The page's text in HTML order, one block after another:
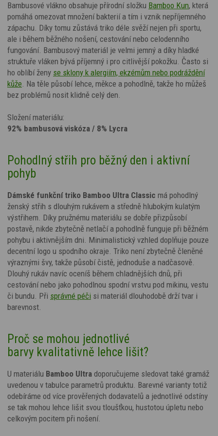
Bambusové vlákno obsahuje přírodní složku Bamboo Kun, která
pomáhá omezovat množení bakterií a tím i vznik nepříjemného
zápachu. Díky tomu zůstává triko déle svěží nejen při sportu,
ale i během běžného nošení, cestování nebo celodenního
fungování. Bambusový materiál je velmi jemný a díky hladké
struktuře vláken bývá příjemný i pro citlivější pokožku. Často si
ho oblíbí ženy se sklony k alergiím, ekzémům nebo podráždění
kůže . Na těle působí lehce, měkce a pohodlně, takže ho můžeš
bez problémů nosit klidně celý den.
Složení materiálu:
92% bambusová viskóza / 8% Lycra
Pohodlný střih pro běžný den i aktivní
pohyb
Dámské funkční triko Bamboo Ultra Classic má pohodlný
ženský střih s dlouhým rukávem a středně hlubokým kulatým
výstřihem. Díky pružnému materiálu se dobře přizpůsobí
postavě, nikde zbytečně netlačí a pohodlně funguje při běžném
pohybu i aktivnějším dni. Minimalistický vzhled doplňuje pouze
decentní logo u spodního okraje. Triko není zbytečně členěné
výraznými švy, takže působí čistě, jednoduše a nadčasově.
Dlouhý rukáv navíc oceníš během chladnějších dnů, při
cestování nebo jako pohodlnou spodní vrstvu pod mikinu, vestu
či bundu. Při správné péči si materiál dlouhodobě drží tvar i
barevnost.
Proč se mohou jednotlivé
barvy kvalitativně lehce lišit?
U materiálu Bamboo Ultra doporučujeme sledovat také gramáž
uvedenou v tabulce parametrů produktu. Barevné varianty totiž
odebíráme od více prověřených dodavatelů a jednotlivé odstíny
se tak mohou lehce lišit svou tloušťkou, hustotou úpletu nebo
celkovým pocitem při nošení.